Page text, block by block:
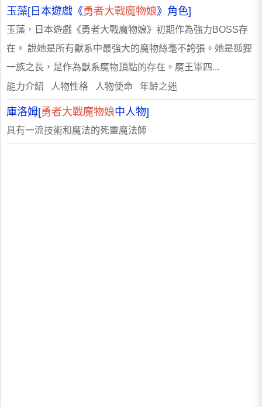
玉藻[日本遊戲《勇者大戰魔物娘》角色]
玉藻，日本遊戲《勇者大戰魔物娘》初期作為強力BOSS存
在。 說她是所有獸系中最強大的魔物絲毫不誇張。她是狐狸
一族之長，是作為獸系魔物頂點的存在。魔王軍四...
能力介紹 人物性格 人物使命 年齡之迷
庫洛姆[勇者大戰魔物娘中人物]
具有一流技術和魔法的死靈魔法師